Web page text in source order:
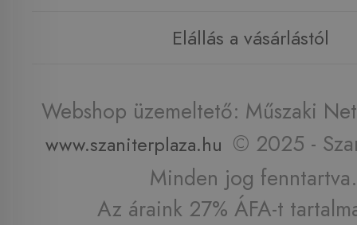
Elállás a vásárlástól
Webshop üzemeltető: Műszaki
www.szaniterplaza.hu © 2025 -
Minden jog fenntartva.
Az áraink 27% ÁFA-t